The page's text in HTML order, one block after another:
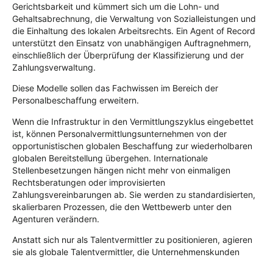
Gerichtsbarkeit und kümmert sich um die Lohn- und
Gehaltsabrechnung, die Verwaltung von Sozialleistungen und
die Einhaltung des lokalen Arbeitsrechts. Ein Agent of Record
unterstützt den Einsatz von unabhängigen Auftragnehmern,
einschließlich der Überprüfung der Klassifizierung und der
Zahlungsverwaltung.
Diese Modelle sollen das Fachwissen im Bereich der
Personalbeschaffung erweitern.
Wenn die Infrastruktur in den Vermittlungszyklus eingebettet
ist, können Personalvermittlungsunternehmen von der
opportunistischen globalen Beschaffung zur wiederholbaren
globalen Bereitstellung übergehen. Internationale
Stellenbesetzungen hängen nicht mehr von einmaligen
Rechtsberatungen oder improvisierten
Zahlungsvereinbarungen ab. Sie werden zu standardisierten,
skalierbaren Prozessen, die den Wettbewerb unter den
Agenturen verändern.
Anstatt sich nur als Talentvermittler zu positionieren, agieren
sie als globale Talentvermittler, die Unternehmenskunden